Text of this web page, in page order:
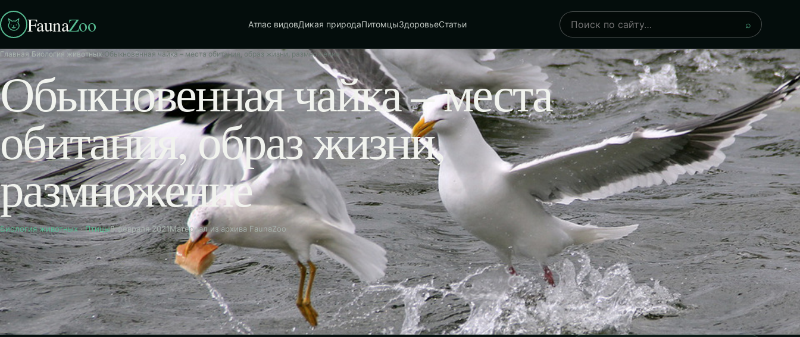
FaunaZoo Атлас видовДикая природаПитомцыЗдоровьеСтатьи
Поиск
⌕
Главная›Биология животных›Обыкновенная чайка – места обитания, образ жизни, размножение
Обыкновенная чайка – места
обитания, образ жизни,
размножение
Биология животных·Птицы8 февраля 2021Материал из архива FaunaZoo